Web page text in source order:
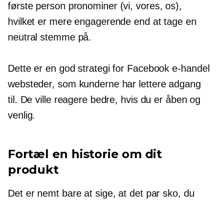
første person pronominer (vi, vores, os),
hvilket er mere engagerende end at tage en
neutral stemme på.
Dette er en god strategi for Facebooke-handel
websteder, som kunderne har lettere adgang
til. De ville reagere bedre, hvis du er åben og
venlig.
Fortæl en historie om dit
produkt
Det er nemt bare at sige, at det par sko, du